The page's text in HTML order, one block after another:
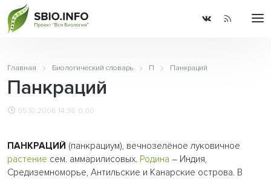
Главная Биологический словарь П Панкраций
Панкраций
05.10.2006 14:36 0.00
ПАНКРАЦИЙ (панкрациум), вечнозелёное луковичное
растение сем. аммарилисовых. Родина – Индия,
Средиземноморье, Антильские и Канарские острова. В